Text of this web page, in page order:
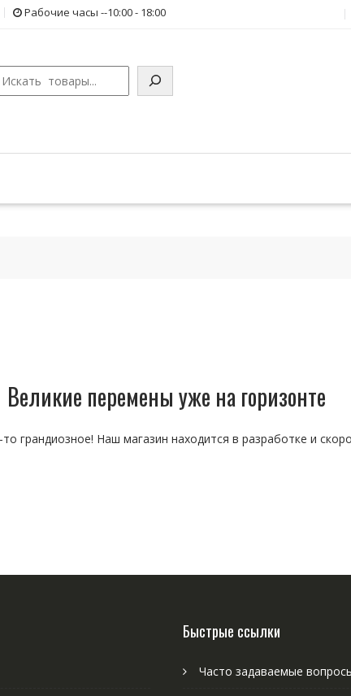
Рабочие часы --10:00 - 18:00
Поиск
Великие перемены уже на горизонте
грандиозное! Наш магазин находится в разработке и
Быстрые ссылки
Часто задаваемые